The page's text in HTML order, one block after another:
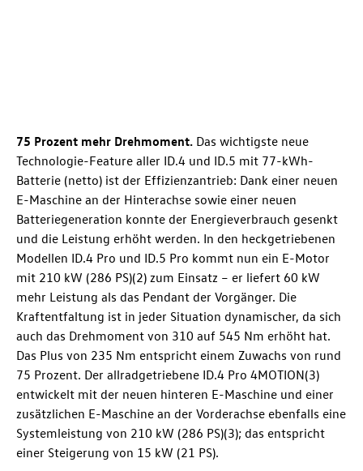
75 Prozent mehr Drehmoment. Das wichtigste neue
Technologie-Feature aller ID.4 und ID.5 mit 77-kWh-
Batterie (netto) ist der Effizienzantrieb: Dank einer neuen
E-Maschine an der Hinterachse sowie einer neuen
Batteriegeneration konnte der Energieverbrauch gesenkt
und die Leistung erhöht werden. In den heckgetriebenen
Modellen ID.4 Pro und ID.5 Pro kommt nun ein E-Motor
mit 210 kW (286 PS)(2) zum Einsatz – er liefert 60 kW
mehr Leistung als das Pendant der Vorgänger. Die
Kraftentfaltung ist in jeder Situation dynamischer, da sich
auch das Drehmoment von 310 auf 545 Nm erhöht hat.
Das Plus von 235 Nm entspricht einem Zuwachs von rund
75 Prozent. Der allradgetriebene ID.4 Pro 4MOTION(3)
entwickelt mit der neuen hinteren E-Maschine und einer
zusätzlichen E-Maschine an der Vorderachse ebenfalls eine
Systemleistung von 210 kW (286 PS)(3); das entspricht
einer Steigerung von 15 kW (21 PS).